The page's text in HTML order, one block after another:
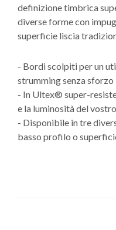
definizione timbrica
diverse forme con
superficie liscia
- Bordi scolpiti per un
strumming senza sforzo
- In Ultex® super-
e la luminosità del
- Disponibile in tre
basso profilo o